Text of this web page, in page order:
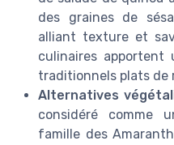
des graines de
alliant texture et
culinaires apportent
traditionnels plats de
Alternatives
considéré comme
famille des